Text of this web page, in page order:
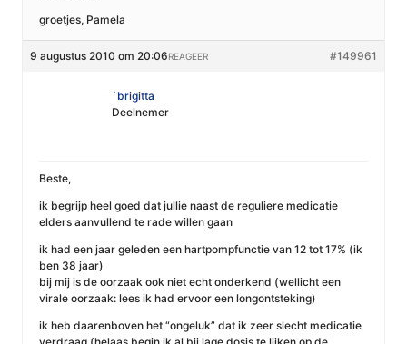
groetjes, Pamela
9 augustus 2010 om 20:06 #149961
REAGEER
`brigitta
Deelnemer
Beste,
ik begrijp heel goed dat jullie naast de reguliere medicatie
elders aanvullend te rade willen gaan
ik had een jaar geleden een hartpompfunctie van 12 tot 17% (ik
ben 38 jaar)
bij mij is de oorzaak ook niet echt onderkend (wellicht een
virale oorzaak: lees ik had ervoor een longontsteking)
ik heb daarenboven het “ongeluk” dat ik zeer slecht medicatie